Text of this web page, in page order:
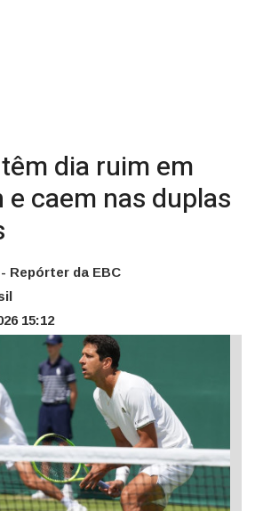
dia ruim em
caem nas duplas
Repórter da EBC
15:12